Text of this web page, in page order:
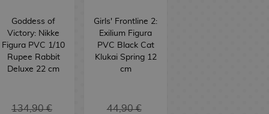
Goddess of
Victory: Nikke
Figura PVC 1/10
Rupee Rabbit
Deluxe 22 cm
134,90 €
Girls' Frontline 2:
Exilium Figura
PVC Black Cat
Klukai Spring 12
cm
44,90 €